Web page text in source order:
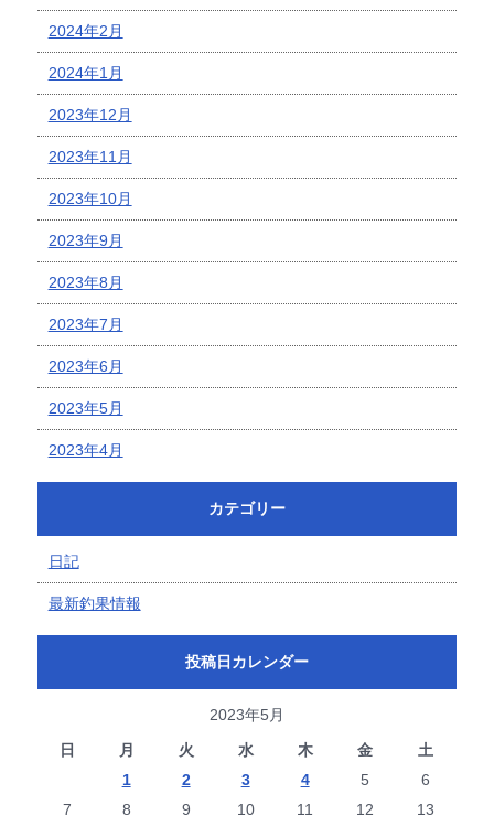
2024年2月
2024年1月
2023年12月
2023年11月
2023年10月
2023年9月
2023年8月
2023年7月
2023年6月
2023年5月
2023年4月
カテゴリー
日記
最新釣果情報
投稿日カレンダー
2023年5月
日
月 火 水 木 金
土
1
2 3 4 5
6
7
8 9 10 11 12 13